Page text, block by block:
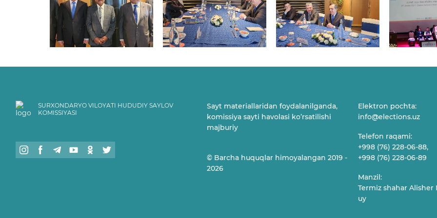
SURXONDARYO VILOYATI HUDUDIY SAYLOV
KOMISSIYASI
Sayt materiallaridan foydalanilganda,
komissiya sayti havolasi ko’rsatilishi
majburiy
© Barcha huquqlar himoyalangan 2019 -
2026
Elektron pochta:
info@elections.uz
Telefon raqami:
+998 (76) 228-06-88,
+998 (76) 228-06-89
Manzil:
Termiz shahar Alisher
uy